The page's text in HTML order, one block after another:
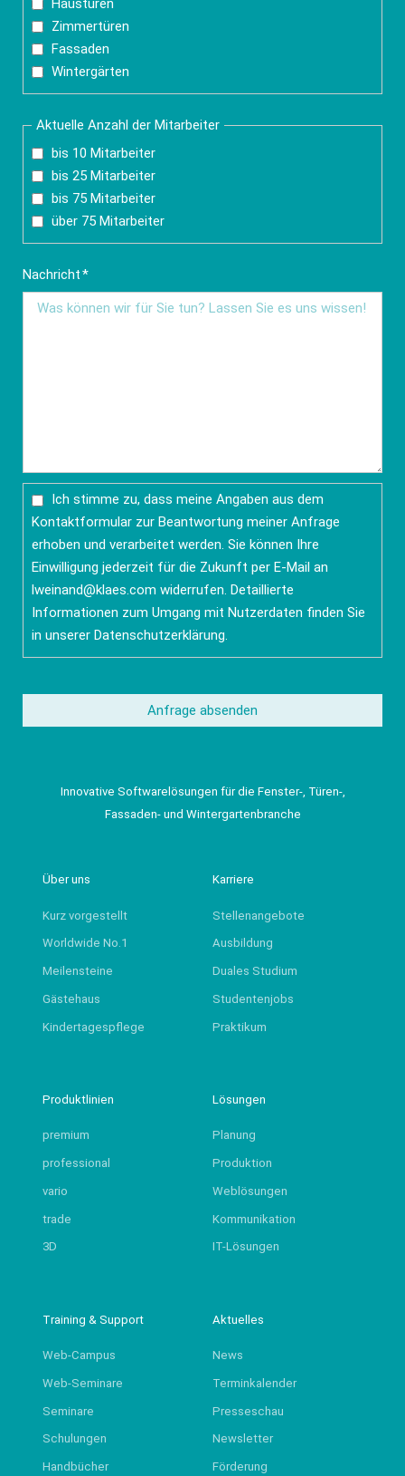
Haustüren
Zimmertüren
Fassaden
Wintergärten
Aktuelle Anzahl der Mitarbeiter
bis 10 Mitarbeiter
bis 25 Mitarbeiter
bis 75 Mitarbeiter
über 75 Mitarbeiter
Pflichtfeld
Nachricht*
Ich stimme zu, dass meine Angaben aus dem
Kontaktformular zur Beantwortung meiner Anfrage
erhoben und verarbeitet werden. Sie können Ihre
Einwilligung jederzeit für die Zukunft per E-Mail an
lweinand@klaes.com widerrufen. Detaillierte
Informationen zum Umgang mit Nutzerdaten finden Sie
in unsererDatenschutzerklärung.
Anfrage absenden
Innovative Softwarelösungen für die Fenster-, Türen-,
Fassaden- und Wintergartenbranche
Über uns
Kurz vorgestellt
Worldwide No.1
Meilensteine
Gästehaus
Kindertagespflege
Karriere
Stellenangebote
Ausbildung
Duales Studium
Studentenjobs
Praktikum
Produktlinien
premium
professional
vario
trade
3D
Lösungen
Planung
Produktion
Weblösungen
Kommunikation
IT-Lösungen
Training & Support
Web-Campus
Web-Seminare
Seminare
Schulungen
Handbücher
Aktuelles
News
Terminkalender
Presseschau
Newsletter
Förderung